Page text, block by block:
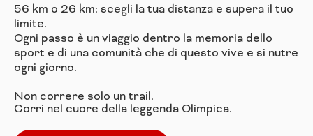
56 km o 26 km: scegli la tua distanza e supera il tuo
limite.
Ogni passo è un viaggio dentro la memoria dello
sport e di una comunità che di questo vive e si nutre
ogni giorno.
Non correre solo un trail.
Corri nel cuore della leggenda Olimpica.